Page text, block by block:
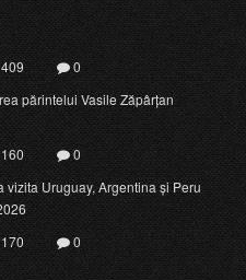
409
0
părintelui Vasile Zăpârțan
160
0
vizita Uruguay, Argentina și Peru
170 0